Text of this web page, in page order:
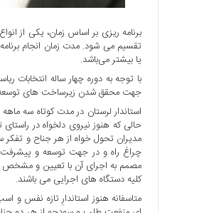
برنامه ریزی بر اساس زمان، یکی از
تقسیم می شود. مدت زمان انجام
یا بیشتر می‌باشد.
با توجه به دوره چهار ساله انتخابات
جهت محقق شدن زیرساخت های
استاندار لرستان در مدت کوتاه سه
حالی که هنوز نیروی دلخواه در
چراغ راه و در جهت توسعه و پیشرفت
مصمم به اجرای آن با تعیین و مشخص
کلیه دستگاه های اجرایی می باشند.
متاسفانه هنوز استاندارِ تازه نفس